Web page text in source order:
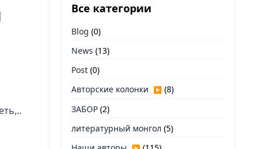
Все категории
Blog (0)
News (13)
Post (0)
Авторские колонки ▶ (8)
ЗАБОР (2)
литературный монгол (5)